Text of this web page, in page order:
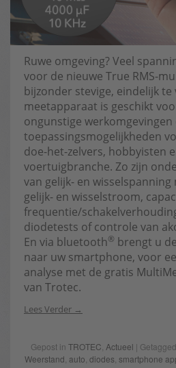
Ruwe omgeving? Veel
voor de nieuwe True RMS-
bijzonder stevige, eindelijk te
meetapparaat is geschikt
ongunstige
toepassingsmogelijkheden
doe-het-zelvers, hobbyisten
voertuigbranche. Zo zijn
van gelijk- en
gelijk- en wisselstroom,
frequentie/
diodetests of controle van
En via bluetooth® brengt u
naar uw smartphone, voor
analyse met de gratis
van Trotec.
Lees Verder
Gepost in TROTEC Actueel | Getagged
Weerstand auto diodes smartphone